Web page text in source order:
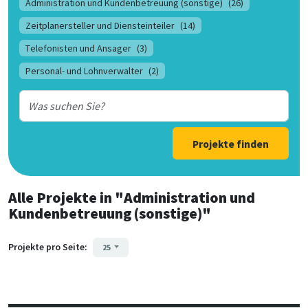
Administration und Kundenbetreuung (sonstige) (26)
Zeitplanersteller und Diensteinteiler (14)
Telefonisten und Ansager (3)
Personal- und Lohnverwalter (2)
Projekte finden
Alle Projekte in "Administration und
Kundenbetreuung (sonstige)"
Projekte pro Seite: 25